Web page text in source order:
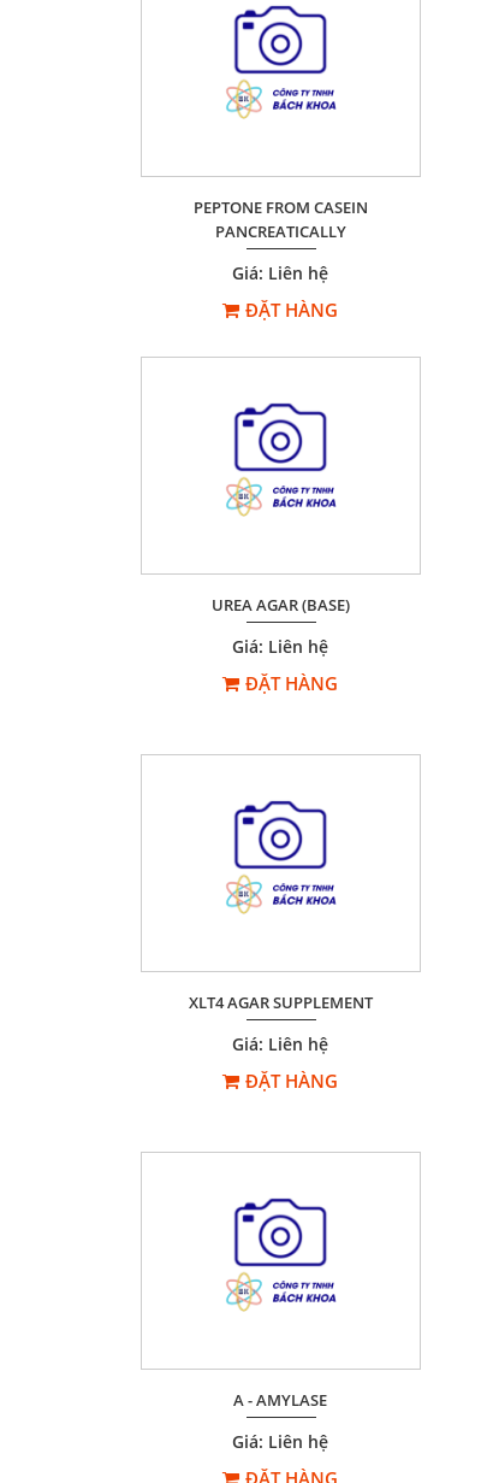
PEPTONE FROM CASEIN
PANCREATICALLY
Giá: Liên hệ
ĐẶT HÀNG
UREA AGAR (BASE)
Giá: Liên hệ
ĐẶT HÀNG
XLT4 AGAR SUPPLEMENT
Giá: Liên hệ
ĐẶT HÀNG
A - AMYLASE
Giá: Liên hệ
ĐẶT HÀNG